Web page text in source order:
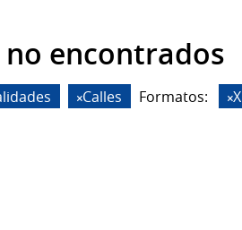
encontrados
Calles Formatos: